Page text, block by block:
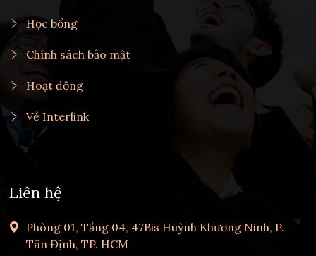
Học bổng
Chính sách bảo mật
Hoạt động
Về Interlink
Liên hệ
Phòng 01, Tầng 04, 47Bis Huỳnh Khương Ninh, P.
Tân Định, TP. HCM